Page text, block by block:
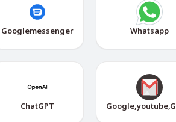
Googlemessenger Whatsapp
ChatGPT